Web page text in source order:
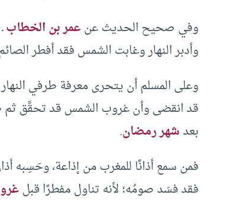
وفي صحيح الحديث عنعمر بن الخطاب
وأدبر النهار وغابت الشمس فقد أفطر
وعلى المسلم أن يتحرى معرفة طرفي
قد انقضى وأن غروب الشمس قد تحقَّق
بعدشهر رمضان.
فمن سمع أذانًا للمغرب من إذاعة، وحَسِبه
فقد فسَد صومُه؛ لأنه تناول مفطرًا قبل